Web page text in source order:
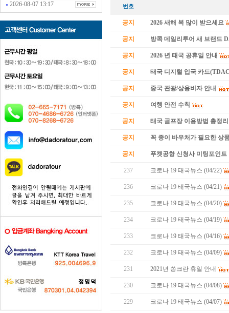
2026-08-07 13:17 번호
공지 2026 새해 복 많이 받으세요
공지 방콕 데일리투어 새 브랜드
공지 2026 년 태국 공휴일 안내
공지 태국 디지털 입국 카드
공지 중국 관광/상용비자 안내
공지 여행 안전 수칙
공지 태국 골프장 이용방법 총정리
공지 꼭 종이 바우처가 필요한 상
공지 푸켓공항 신청사 미팅포인트
237 코로나 19 태국뉴스 (04/22)
236 코로나 19 태국뉴스 (04/21)
235 코로나 19 태국뉴스 (04/20)
234 코로나 19 태국뉴스 (04/19)
233 코로나 19 태국뉴스 (04/16)
232 코로나 19 태국뉴스 (04/09)
231 2021년 쏭크란 휴일 안내
230 코로나 19 태국뉴스 (04/08)
229 코로나 19 태국뉴스 (04/07)